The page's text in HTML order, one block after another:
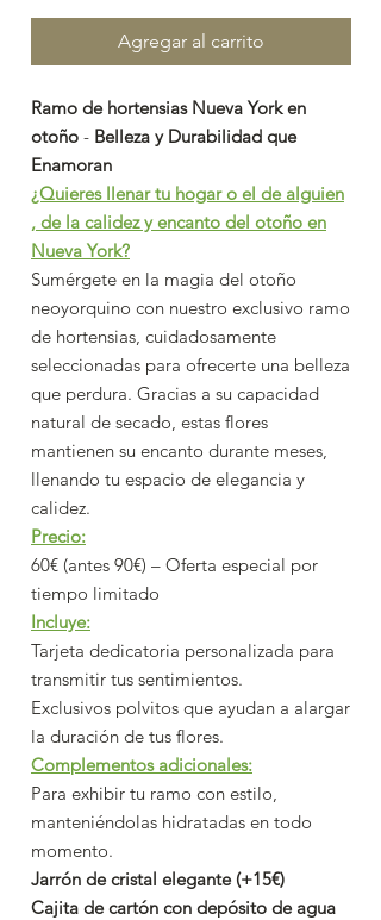
Agregar al carrito
Ramo de hortensias Nueva York en
otoño - Belleza y Durabilidad que
Enamoran
¿Quieres llenar tu hogar o el de alguien
, de la calidez y encanto del otoño en
Nueva York?
Sumérgete en la magia del otoño
neoyorquino con nuestro exclusivo ramo
de hortensias, cuidadosamente
seleccionadas para ofrecerte una belleza
que perdura. Gracias a su capacidad
natural de secado, estas flores
mantienen su encanto durante meses,
llenando tu espacio de elegancia y
calidez.
Precio:
60€ (antes 90€) – Oferta especial por
tiempo limitado
Incluye:
Tarjeta dedicatoria personalizada para
transmitir tus sentimientos.
Exclusivos polvitos que ayudan a alargar
la duración de tus flores.
Complementos adicionales:
Para exhibir tu ramo con estilo,
manteniéndolas hidratadas en todo
momento.
Jarrón de cristal elegante (+15€)
Cajita de cartón con depósito de agua